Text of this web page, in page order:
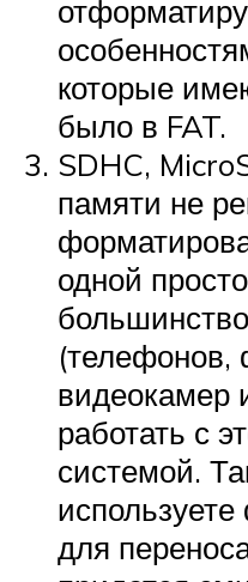
которые
было в FAT.
SDHC,
памяти не
одной
(телефонов,
видеокамер
работать с
системой.
для